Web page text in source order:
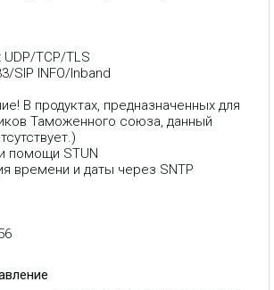
UDP/TCP/TLS
SIP INFO/Inband
В продуктах, предназначенных для
Таможенного союза, данный
помощи STUN
времени и даты через SNTP